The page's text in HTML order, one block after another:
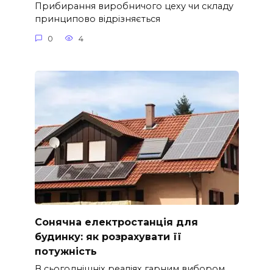
Прибирання виробничого цеху чи складу
принципово відрізняється
0 4
Сонячна електростанція для
будинку: як розрахувати її
потужність